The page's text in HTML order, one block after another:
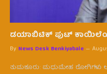
ಡಯಾಬಿಟಿಕ್ ಪುಟ್
By News Desk Benkiyabale
ತುಮಕೂರು: ಮಧುಮೇಹ